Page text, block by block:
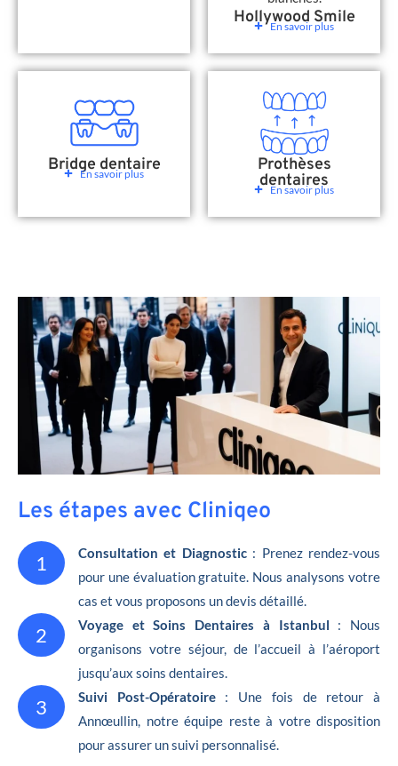
Hollywood Smile
En savoir plus
Bridge dentaire
En savoir plus Prothèses
dentaires
En savoir plus
Les étapes avec Cliniqeo
1 Consultation et Diagnostic: Prenez rendez-vous
pour une évaluation gratuite. Nous analysons votre
cas et vous proposons un devis détaillé.
2 Voyage et Soins Dentaires à Istanbul : Nous
organisons votre séjour, de l’accueil à l’aéroport
jusqu’aux soins dentaires.
3 Suivi Post-Opératoire : Une fois de retour à
Annœullin, notre équipe reste à votre disposition
pour assurer un suivi personnalisé.